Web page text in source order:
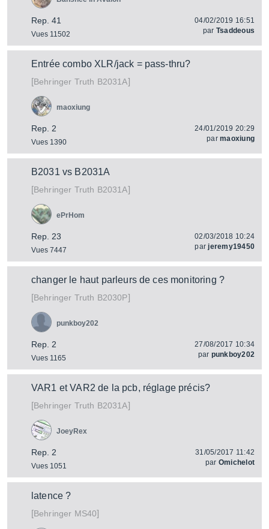
Rep. 41
Vues 11502
04/02/2019 16:51
par Tsaddeous
Entrée combo XLR/jack = pass-thru?
[Behringer Truth B2031A]
Rep. 2
Vues 1390
maoxiung
24/01/2019 20:29
parmaoxiung
B2031 vs B2031A
[Behringer Truth B2031A]
Rep. 23
Vues 7447
ePrHom
02/03/2018 10:24
parjeremy19450
changer le haut parleurs de ces monitoring ?
[Behringer Truth B2030P]
Rep. 2
Vues 1165
punkboy202
27/08/2017 10:34
par punkboy202
VAR1 et VAR2 de la pcb, réglage précis?
[Behringer Truth B2031A]
Rep. 2
Vues 1051
JoeyRex
31/05/2017 11:42
par Omichelot
latence ?
[Behringer MS40]